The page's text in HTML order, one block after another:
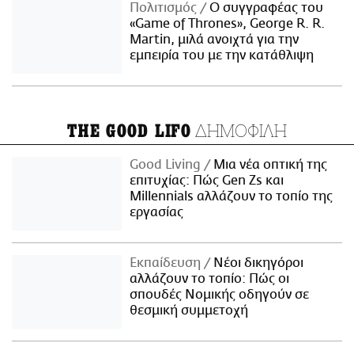
Πολιτισμός
Ο συγγραφέας του
«Game of Thrones», George R. R.
Martin, μιλά ανοιχτά για την
εμπειρία του με την κατάθλιψη
THE GOOD LIFO ΔΗΜΟΦΙΛΗ
Good Living
Μια νέα οπτική της
επιτυχίας: Πώς Gen Zs και
Millennials αλλάζουν το τοπίο της
εργασίας
Εκπαίδευση
Νέοι δικηγόροι
αλλάζουν το τοπίο: Πώς οι
σπουδές Νομικής οδηγούν σε
θεσμική συμμετοχή